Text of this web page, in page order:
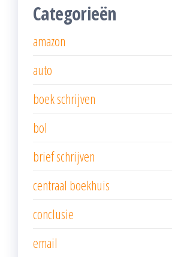
Categorieën
amazon
auto
boek schrijven
bol
brief schrijven
centraal boekhuis
conclusie
email